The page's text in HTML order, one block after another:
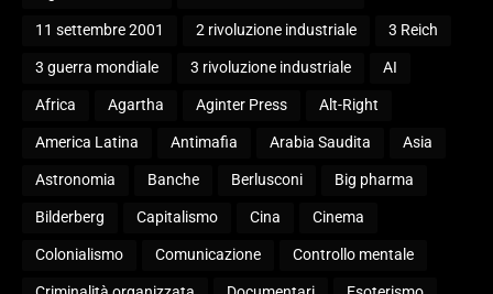
11 settembre 2001 2 rivoluzione industriale 3 Reich
3 guerra mondiale 3 rivoluzione industriale AI
Africa Agartha Aginter Press Alt-Right
America Latina Antimafia Arabia Saudita Asia
Astronomia Banche Berlusconi Big pharma
Bilderberg Capitalismo Cina Cinema
Colonialismo Comunicazione Controllo mentale